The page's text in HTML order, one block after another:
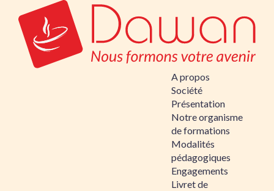
A propos
Société
Présentation
Notre organisme
de formations
Modalités
pédagogiques
Engagements
Livret de